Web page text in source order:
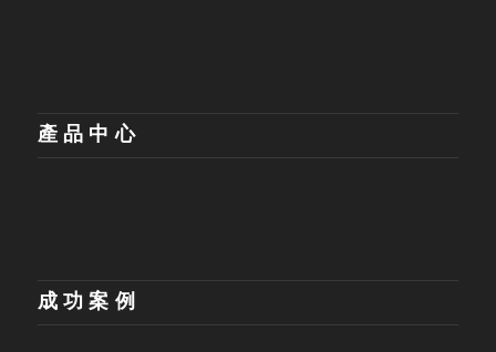
產品中心
成功案例